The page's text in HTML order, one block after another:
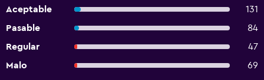
Aceptable
131
Pasable
84
Regular
47
Malo
69